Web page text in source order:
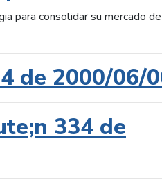
para consolidar su mercado de
de 2000/06/
334 de